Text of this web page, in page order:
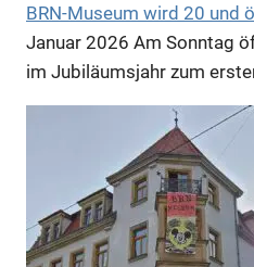
BRN-Museum wird 20 und
Januar 2026 Am Sonntag
im Jubiläumsjahr zum